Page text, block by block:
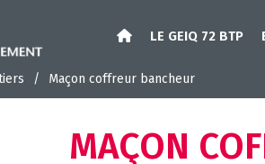
LE GEIQ 72 BTP
Maçon coffreur bancheur
MAÇON